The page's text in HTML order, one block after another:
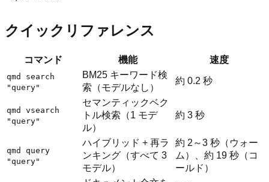
クイックリファレンス
コマンド 機能 速度
qmd search
"query"
BM25 キーワード検
索（モデルなし）
約 0.2 秒
qmd vsearch
"query"
セマンティックベク
トル検索（1 モデ
ル）
約 3 秒
qmd query
"query"
ハイブリッド + 再ラ
ンキング（すべて 3
モデル）
約 2～3 秒（ウォー
ム）、約 19 秒（コ
ールド）